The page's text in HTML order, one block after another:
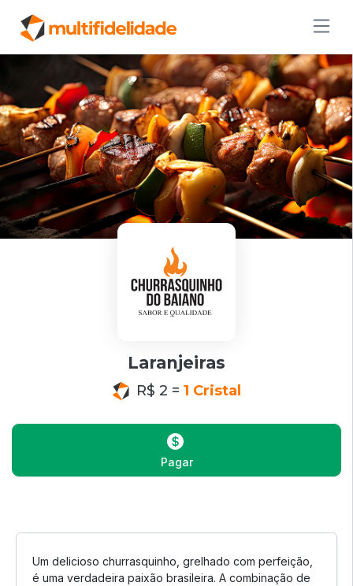
Laranjeiras
R$ 2 = 1 Cristal
Pagar
Um delicioso churrasquinho, grelhado com perfeição,
é uma verdadeira paixão brasileira. A combinação de